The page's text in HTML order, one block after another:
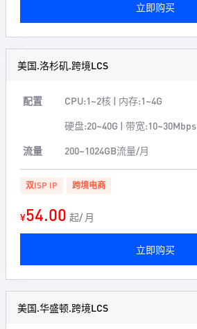
立即购买
美国.洛杉矶.跨境LCS
配置
CPU:1~2核 | 内存:1~4G
硬盘:20~40G | 带宽:10~30Mbps
流量
200~1024GB流量/月
双ISP IP 跨境电商
¥54.00 起/ 月
立即购买
美国.华盛顿.跨境LCS